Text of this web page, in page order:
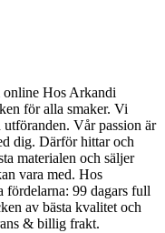
online Hos Arkandi
för alla smaker. Vi
Vår passion är
dig. Därför hittar och
materialen och säljer
vara med. Hos
fördelarna: 99 dagars full
av bästa kvalitet och
& billig frakt.